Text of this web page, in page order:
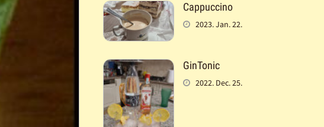
Cappuccino
2023. Jan. 22.
GinTonic
2022. Dec. 25.